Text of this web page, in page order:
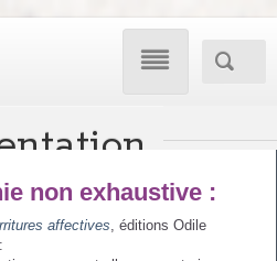

non exhaustive :
affectives , éditions Odile